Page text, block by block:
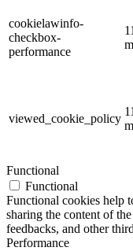
cookielawinfo-
checkbox-
performance
11
viewed_cookie_policy
11
Functional
Functional
Functional cookies help
sharing the content of
feedbacks, and other
Performance